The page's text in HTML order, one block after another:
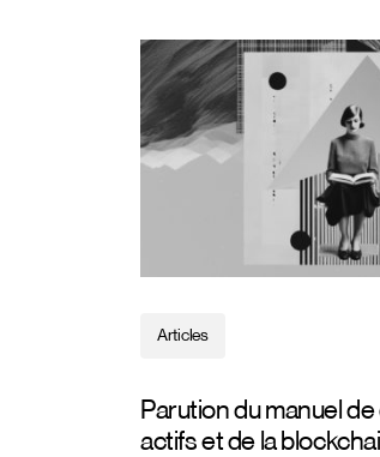
Articles
Parution du manuel
actifs et de la